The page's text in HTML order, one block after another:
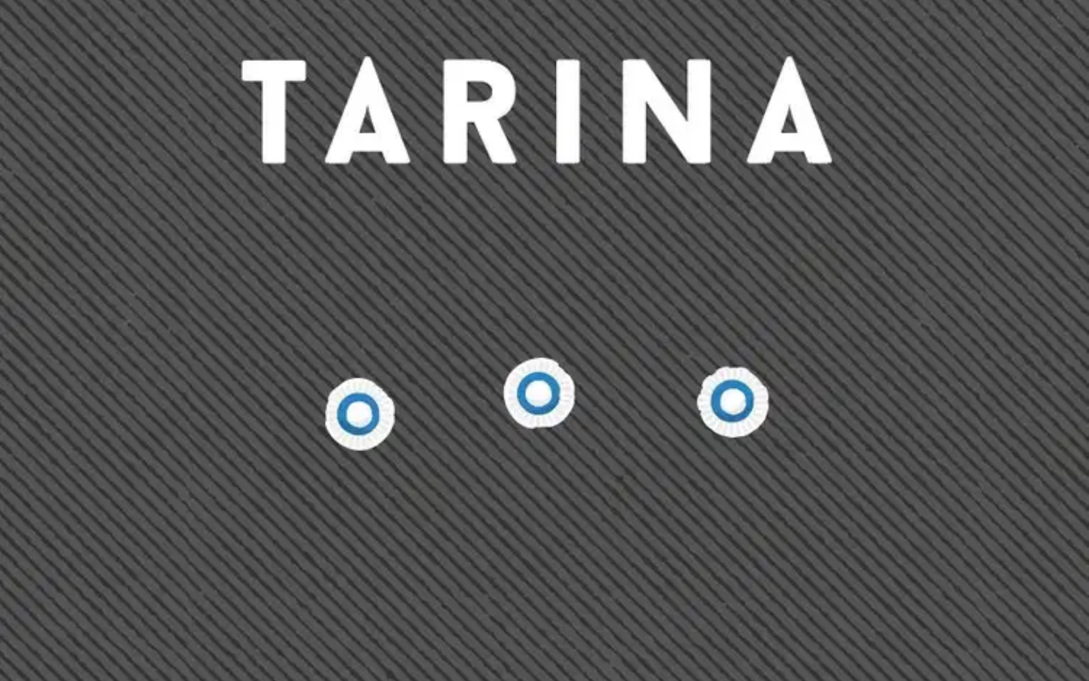
Sodalla on kahdet kasvot - riippuen siitä, kuinka läheltä tai kaukaa sen kokee. Frans Veirola, Frans Suominen ja Leo Takala kokivat sen etulinjassa, kuolema vierellään. Frans Veirola sen ilmaisi kirjeessään: "Saa
aina katsoa totuutta ja kuolemaa silmiin." Juhlapuheissa henkensä menettäneet, kranaattien silpomat, miinojen murjomat ovat sankareita. Kyllä, mutta sankaruuden sädekehä on langennut kärsimysten, pelkojen,
kipujen myötä. Raimo Seppälältä on julkaistu noin sata kirjaa, joista tähän asti viimeisin ilmestyi viisi vuotta sitten. Vielä oli kirjoitettava yksi. "Kolmen sotilaan tarinassa" Seppälä kertoo kolmen rivimiehen kautta
talvi- ja jatkosodan uhrauksista ja niiden merkityksestä. Kirja on Seppälän kiitos sille sukupolvelle, joka pelasti meille kaikille jälkeentuleville suomalaisille itsenäisyytemme ja sananvapautemme. Raimo Seppälä
(s. 1934) on entinen Aamulehden päätoimittaja ja poikkeuksellisen suuren tuotannon luonut tietokirjailija. Elämäntyö on huomioitu professorin arvonimellä, valtion journalistipalkinnolla ja Warelius-palkinnolla.
Näytä lisää tuotekuvausta
Ominaisuudet
Oletko tyytyväinen tuotetietoihin?
Ovatko tuotetiedot riittävät? Jos tuotetiedoissa on puutteita tai niitä voisi muuten parantaa, anna palautetta.
Anna palautetta ,Avautuu uuteen välilehteen
Ilmainen palautus 30 päivää.*
Nouto myymälästä ilman toimituskuluja.
Asiakasomistajalle Bonusta jopa 5 %.*
Verkkokauppa
Ohjeet
Ensitilaajan pikaopas
Myymälänouto
Palautukset
Reklamaatio
Takuu ja huolto
Toimitustavat
Maksutavat
Asennuspalvelut
Tilaus- ja toimitusehdot
Käyttöehdot
Tietosuojakäytäntö
Saavutettavuus